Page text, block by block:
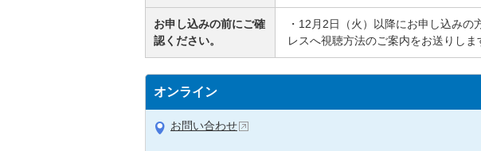
お申し込みの前にご確
認ください。
・12月2日（火）以降にお申し込み
レスへ視聴方法のご案内をお送りしま
オンライン
お問い合わせ